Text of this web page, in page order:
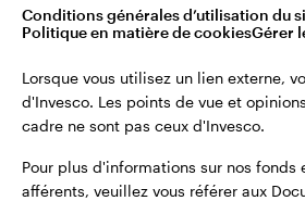
Belgique
English
Dutch
Contactez-nous
Restez connecté
Conditions générales d’utilisation du
Politique en matière de cookiesGérer
Lorsque vous utilisez un lien externe,
d'Invesco. Les points de vue et
cadre ne sont pas ceux d'Invesco.
Pour plus d'informations sur nos fonds
afférents, veuillez vous référer aux